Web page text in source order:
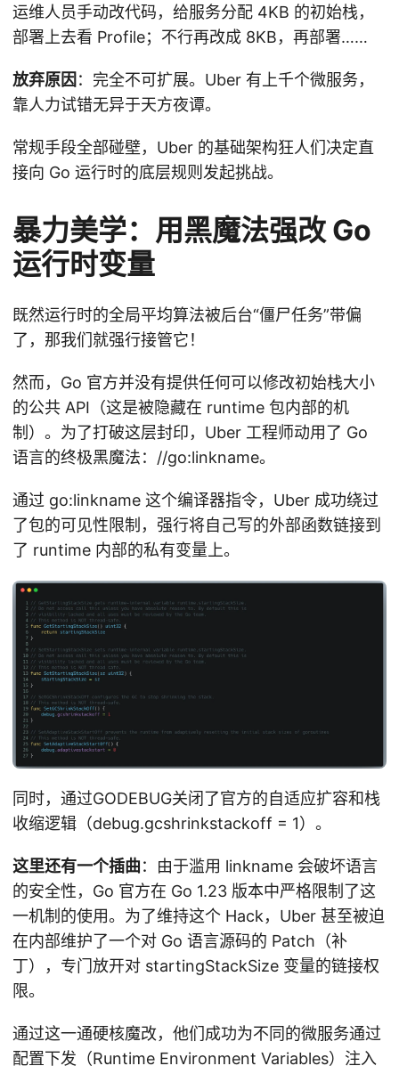
运维人员手动改代码，给服务分配 4KB 的初始栈，
部署上去看 Profile；不行再改成 8KB，再部署……
放弃原因 ：完全不可扩展。Uber 有上千个微服务，
靠人力试错无异于天方夜谭。
常规手段全部碰壁，Uber 的基础架构狂人们决定直
接向 Go 运行时的底层规则发起挑战。
暴力美学：用黑魔法强改 Go
运行时变量
既然运行时的全局平均算法被后台“僵尸任务”带偏
了，那我们就强行接管它！
然而，Go 官方并没有提供任何可以修改初始栈大小
的公共 API（这是被隐藏在 runtime 包内部的机
制）。为了打破这层封印，Uber 工程师动用了 Go
语言的终极黑魔法：//go:linkname。
通过 go:linkname 这个编译器指令，Uber 成功绕过
了包的可见性限制，强行将自己写的外部函数链接到
了 runtime 内部的私有变量上。
同时，通过GODEBUG关闭了官方的自适应扩容和栈
收缩逻辑（debug.gcshrinkstackoff = 1）。
这里还有一个插曲：由于滥用 linkname 会破坏语言
的安全性，Go 官方在 Go 1.23 版本中严格限制了这
一机制的使用。为了维持这个 Hack，Uber 甚至被迫
在内部维护了一个对 Go 语言源码的 Patch（补
丁），专门放开对 startingStackSize 变量的链接权
限。
通过这一通硬核魔改，他们成功为不同的微服务通过
配置下发（Runtime Environment Variables）注入